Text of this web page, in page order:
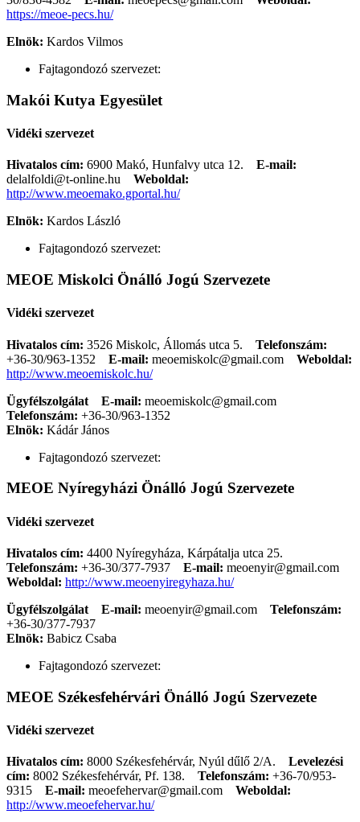
https://meoe-pecs.hu/
Elnök: Kardos Vilmos
Fajtagondozó szervezet:
Makói Kutya Egyesület
Vidéki szervezet
Hivatalos cím: 6900 Makó, Hunfalvy utca 12. E-mail:
delalfoldi@t-online.hu
Weboldal:
http://www.meoemako.gportal.hu/
Elnök: Kardos László
Fajtagondozó szervezet:
MEOE Miskolci Önálló Jogú Szervezete
Vidéki szervezet
Hivatalos cím: 3526 Miskolc, Állomás utca 5. Telefonszám:
+36-30/963-1352
E-mail: meoemiskolc@gmail.com
Weboldal:
http://www.meoemiskolc.hu/
Ügyfélszolgálat
E-mail: meoemiskolc@gmail.com
Telefonszám: +36-30/963-1352
Elnök: Kádár János
Fajtagondozó szervezet:
MEOE Nyíregyházi Önálló Jogú Szervezete
Vidéki szervezet
Hivatalos cím: 4400 Nyíregyháza, Kárpátalja utca 25.
Telefonszám: +36-30/377-7937 E-mail: meoenyir@gmail.com
Weboldal: http://www.meoenyiregyhaza.hu/
Ügyfélszolgálat
E-mail: meoenyir@gmail.com
Telefonszám:
+36-30/377-7937
Elnök: Babicz Csaba
Fajtagondozó szervezet:
MEOE Székesfehérvári Önálló Jogú Szervezete
Vidéki szervezet
Hivatalos cím: 8000 Székesfehérvár, Nyúl dűlő 2/A. Levelezési
cím: 8002 Székesfehérvár, Pf. 138. Telefonszám: +36-70/953-
9315
E-mail: meoefehervar@gmail.com
Weboldal:
http://www.meoefehervar.hu/